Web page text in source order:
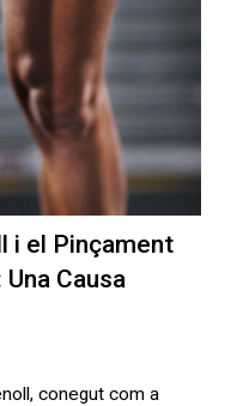
i el Pinçament
Causa
conegut com a